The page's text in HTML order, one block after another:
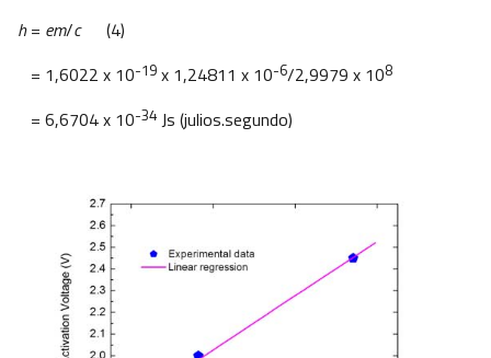
h= em/c(4)
= 1,6022 x 10-19 x 1,24811 x 10-6/2,9979 x 108
= 6,6704 x 10-34 Js (julios.segundo)